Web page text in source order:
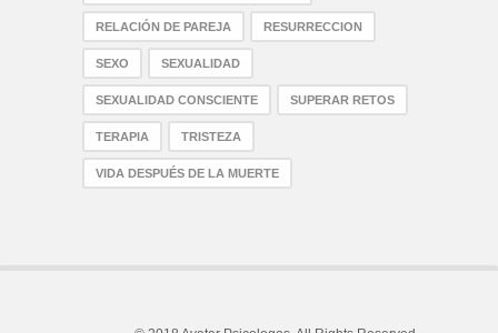
RELACIÓN DE PAREJA RESURRECCION
SEXO SEXUALIDAD
SEXUALIDAD CONSCIENTE SUPERAR RETOS
TERAPIA TRISTEZA
VIDA DESPUÉS DE LA MUERTE